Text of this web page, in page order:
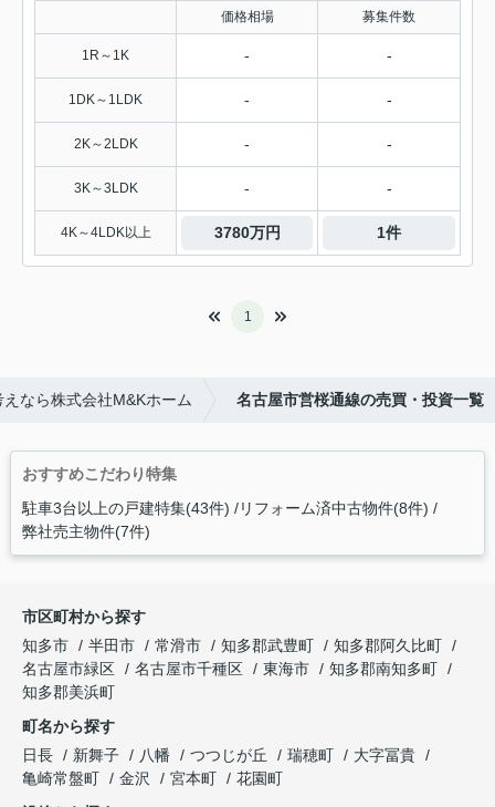
価格相場 募集件数
1R～1K - -
1DK～1LDK - -
2K～2LDK - -
3K～3LDK - -
4K～4LDK以上 3780万円 1件
1
なら株式会社M&Kホーム 名古屋市営桜通線の売買・投資一覧
おすすめこだわり特集
駐車3台以上の戸建特集(43件) リフォーム済中古物件(8件)
弊社売主物件(7件)
市区町村から探す
知多市
半田市 常滑市 知多郡武豊町
知多郡阿久比町
名古屋市緑区
名古屋市千種区 東海市
知多郡南知多町
知多郡美浜町
町名から探す
日長
新舞子 八幡 つつじが丘 瑞穂町
大字冨貴
亀崎常盤町
金沢 宮本町
花園町